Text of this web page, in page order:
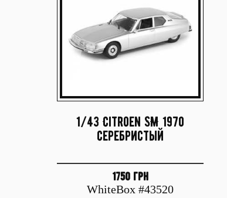
1/43 Citroen SM 1970
серебристый
1750 грн
WhiteBox #43520